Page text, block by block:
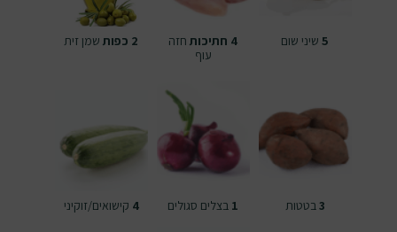
5 שיני שום 4 חתיכות
חזה
עוף
2 כפות שמן זית
3בטטות 1 בצלים סגולים 4 קישואים/זוקיני